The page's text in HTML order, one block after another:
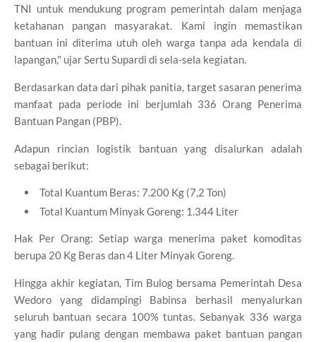
TNI untuk mendukung program pemerintah dalam menjaga
ketahanan pangan masyarakat. Kami ingin memastikan
bantuan ini diterima utuh oleh warga tanpa ada kendala di
lapangan," ujar Sertu Supardi di sela-sela kegiatan.
​Berdasarkan data dari pihak panitia, target sasaran penerima
manfaat pada periode ini berjumlah 336 Orang Penerima
Bantuan Pangan (PBP).
Adapun rincian logistik bantuan yang disalurkan adalah
sebagai berikut:
​Total Kuantum Beras: 7.200 Kg (7,2 Ton)
​Total Kuantum Minyak Goreng: 1.344 Liter
​Hak Per Orang: Setiap warga menerima paket komoditas
berupa 20 Kg Beras dan 4 Liter Minyak Goreng.
​Hingga akhir kegiatan, Tim Bulog bersama Pemerintah Desa
Wedoro yang didampingi Babinsa berhasil menyalurkan
seluruh bantuan secara 100% tuntas. Sebanyak 336 warga
yang hadir pulang dengan membawa paket bantuan pangan